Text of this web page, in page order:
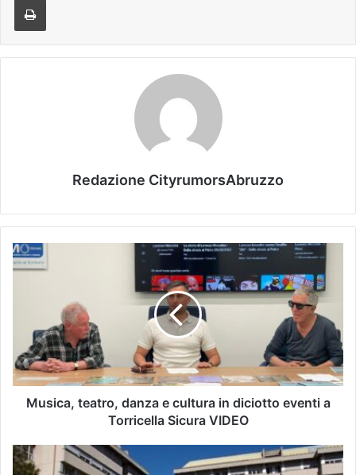
Redazione CityrumorsAbruzzo
Musica, teatro, danza e cultura in diciotto eventi a
Torricella Sicura VIDEO